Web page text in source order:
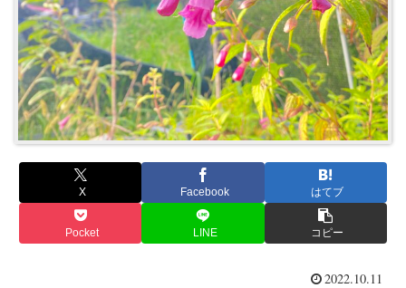
X Facebook はてブ
Pocket LINE コピー
2022.10.11